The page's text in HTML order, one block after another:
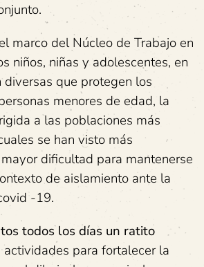
marco del Núcleo de Trabajo en
niños, niñas y adolescentes, en
que protegen los
menores de edad, la
a las poblaciones más
se han visto más
dificultad para mantenerse
de aislamiento ante la
-19.
todos los días un ratito
para fortalecer la